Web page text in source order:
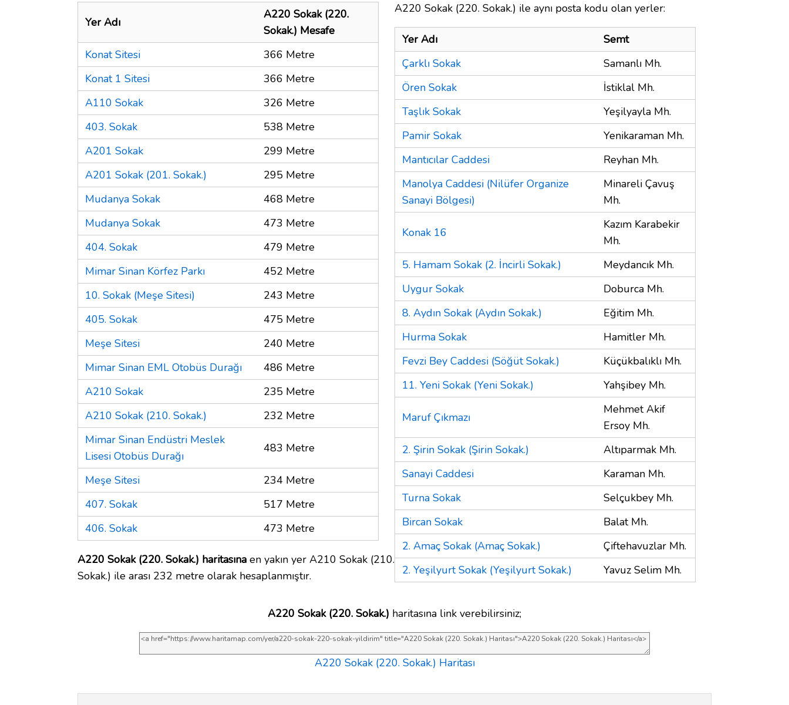
Yer Adı
A220 Sokak (220.
Sokak.) Mesafe
Konat Sitesi
366 Metre
Konat 1 Sitesi
366 Metre
A110 Sokak
326 Metre
403. Sokak
538 Metre
A201 Sokak
299 Metre
A201 Sokak (201. Sokak.)
295 Metre
Mudanya Sokak
468 Metre
Mudanya Sokak
473 Metre
404. Sokak
479 Metre
Mimar Sinan Körfez Parkı
452 Metre
10. Sokak (Meşe Sitesi)
243 Metre
405. Sokak
475 Metre
Meşe Sitesi
240 Metre
Mimar Sinan EML Otobüs Durağı
486 Metre
A210 Sokak
235 Metre
A210 Sokak (210. Sokak.)
232 Metre
Mimar Sinan Endüstri Meslek
Lisesi Otobüs Durağı
483 Metre
Meşe Sitesi
234 Metre
407. Sokak
517 Metre
406. Sokak
473 Metre
A220 Sokak (220. Sokak.) haritasına en yakın yer A210 Sokak (210.
Sokak.) ile arası 232 metre olarak hesaplanmıştır.
A220 Sokak (220. Sokak.) ile aynı posta kodu olan yerler:
Yer Adı
Semt
Çarklı Sokak
Samanlı Mh.
Ören Sokak
İstiklal Mh.
Taşlık Sokak
Yeşilyayla Mh.
Pamir Sokak
Yenikaraman Mh.
Mantıcılar Caddesi
Reyhan Mh.
Manolya Caddesi (Nilüfer Organize
Sanayi Bölgesi)
Minareli Çavuş
Mh.
Konak 16
Kazım Karabekir
Mh.
5. Hamam Sokak (2. İncirli Sokak.)
Meydancık Mh.
Uygur Sokak
Doburca Mh.
8. Aydın Sokak (Aydın Sokak.)
Eğitim Mh.
Hurma Sokak
Hamitler Mh.
Fevzi Bey Caddesi (Söğüt Sokak.)
Küçükbalıklı Mh.
11. Yeni Sokak (Yeni Sokak.)
Yahşibey Mh.
Maruf Çıkmazı
Mehmet Akif
Ersoy Mh.
2. Şirin Sokak (Şirin Sokak.)
Altıparmak Mh.
Sanayi Caddesi
Karaman Mh.
Turna Sokak
Selçukbey Mh.
Bircan Sokak
Balat Mh.
2. Amaç Sokak (Amaç Sokak.)
Çiftehavuzlar Mh.
2. Yeşilyurt Sokak (Yeşilyurt Sokak.)
Yavuz Selim Mh.
A220 Sokak (220. Sokak.) haritasına link verebilirsiniz;
A220 Sokak (220. Sokak.) Haritası